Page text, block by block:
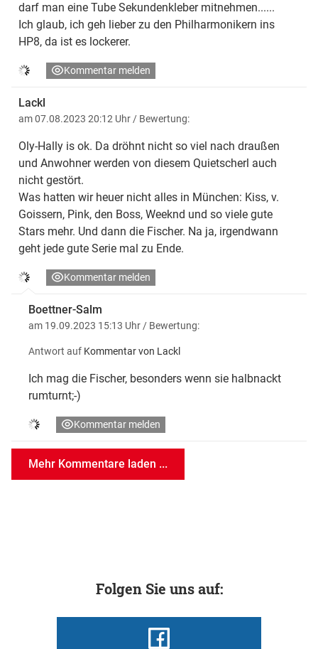
darf man eine Tube Sekundenkleber mitnehmen......
Ich glaub, ich geh lieber zu den Philharmonikern ins
HP8, da ist es lockerer.
Kommentar melden
Lackl
am 07.08.2023 20:12 Uhr/ Bewertung:
Oly-Hally is ok. Da dröhnt nicht so viel nach draußen
und Anwohner werden von diesem Quietscherl auch
nicht gestört.
Was hatten wir heuer nicht alles in München: Kiss, v.
Goissern, Pink, den Boss, Weeknd und so viele gute
Stars mehr. Und dann die Fischer. Na ja, irgendwann
geht jede gute Serie mal zu Ende.
Kommentar melden
Boettner-Salm
am 19.09.2023 15:13 Uhr/ Bewertung:
Antwort auf Kommentar von Lackl
Ich mag die Fischer, besonders wenn sie halbnackt
rumturnt;-)
Kommentar melden
Mehr Kommentare laden ...
Folgen Sie uns auf: